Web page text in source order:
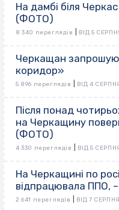
На дамбі біля
(ФОТО)
8 340 переглядів ВІД 5
Черкащан
коридор»
5 896 переглядів ВІД 4
Після понад
на Черкащину
(ФОТО)
4 330 переглядів ВІД 5
На Черкащині по
відпрацювала ППО,
2 641 переглядів ВІД 7